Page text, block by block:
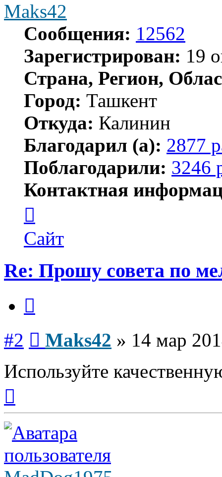
Maks42
Сообщения: 12562
Зарегистрирован: 19
Страна, Регион,
Город: Ташкент
Откуда: Калинин
Благодарил (а): 2877
Поблагодарили: 3246
Контактная
пользователя
Maks42
Сайт
Re: Прошу совета по
#2 Maks42 » 14 мар
Используйте
началу